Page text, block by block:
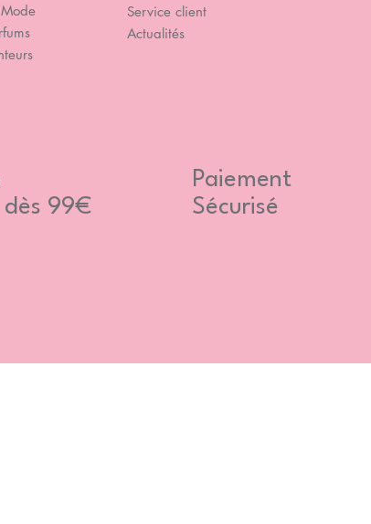
Service client
Actualités
99€
Paiement
Sécurisé